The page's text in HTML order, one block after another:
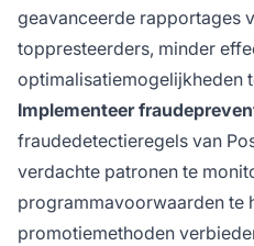
geavanceerde rapportages
toppresteerders, minder
optimalisatiemogelijkheden
Implementeer
fraudedetectieregels van
verdachte patronen te
programmavoorwaarden te
promotiemethoden